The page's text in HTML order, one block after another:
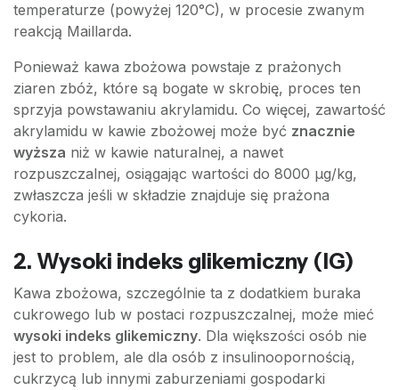
temperaturze (powyżej 120°C), w procesie zwanym
reakcją Maillarda.
Ponieważ kawa zbożowa powstaje z prażonych
ziaren zbóż, które są bogate w skrobię, proces ten
sprzyja powstawaniu akrylamidu. Co więcej, zawartość
akrylamidu w kawie zbożowej może być znacznie
wyższa niż w kawie naturalnej, a nawet
rozpuszczalnej, osiągając wartości do 8000 µg/kg,
zwłaszcza jeśli w składzie znajduje się prażona
cykoria.
2. Wysoki indeks glikemiczny (IG)
Kawa zbożowa, szczególnie ta z dodatkiem buraka
cukrowego lub w postaci rozpuszczalnej, może mieć
wysoki indeks glikemiczny. Dla większości osób nie
jest to problem, ale dla osób z insulinoopornością,
cukrzycą lub innymi zaburzeniami gospodarki